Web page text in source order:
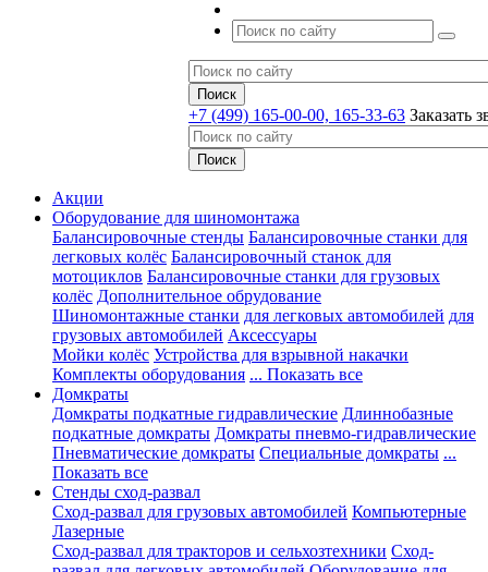
+7 (499) 165-00-00, 165-33-63 Заказать
Акции
Оборудование для шиномонтажа
Балансировочные стенды Балансировочные станки для
легковых колёс Балансировочный станок для
мотоциклов Балансировочные станки для грузовых
колёс Дополнительное обрудование
Шиномонтажные станки для легковых автомобилей для
грузовых автомобилей Аксессуары
Мойки колёс Устройства для взрывной накачки
Комплекты оборудования ... Показать все
Домкраты
Домкраты подкатные гидравлические Длиннобазные
подкатные домкраты Домкраты пневмо-гидравлические
Пневматические домкраты Специальные домкраты ...
Показать все
Стенды сход-развал
Сход-развал для грузовых автомобилей Компьютерные
Лазерные
Сход-развал для тракторов и сельхозтехники Сход-